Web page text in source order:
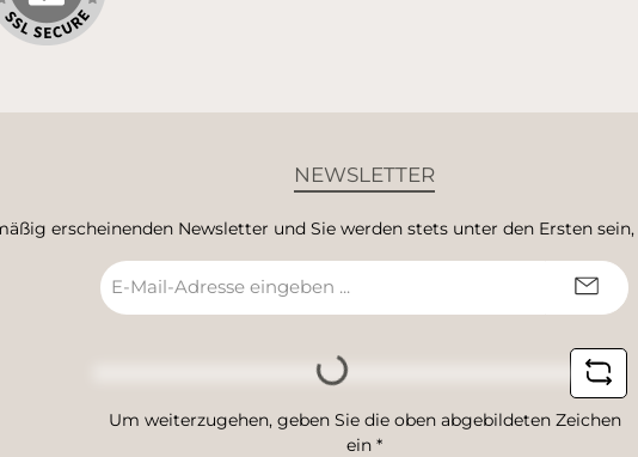
NEWSLETTER
erscheinenden Newsletter und Sie werden stets unter den Ersten
E-
Mail-
Loading...
Um weiterzugehen, geben Sie die oben abgebildeten Zeichen
ein *